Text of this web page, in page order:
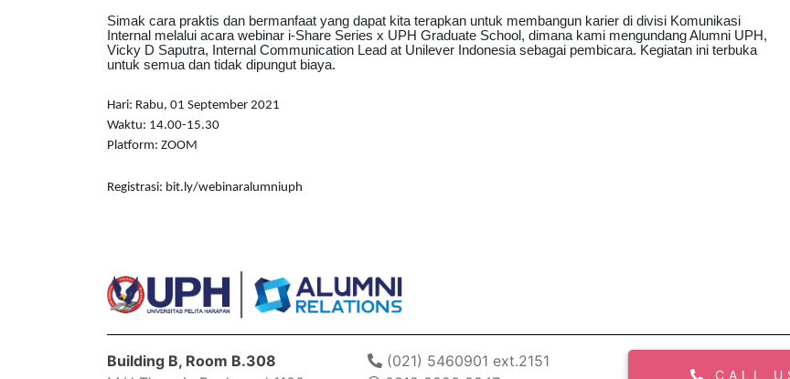
Simak cara praktis dan bermanfaat yang dapat kita terapkan untuk membangun karier di divisi Komunikasi
Internal melalui acara webinar i-Share Series x UPH Graduate School, dimana kami mengundang Alumni UPH,
Vicky D Saputra, Internal Communication Lead at Unilever Indonesia sebagai pembicara. Kegiatan ini terbuka
untuk semua dan tidak dipungut biaya.
Hari: Rabu, 01 September 2021
Waktu: 14.00-15.30
Platform: ZOOM
Registrasi: bit.ly/webinaralumniuph
Building B, Room B.308
(021) 5460901 ext.2151
CALL